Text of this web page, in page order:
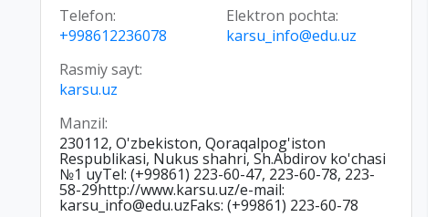
Telefon:
+998612236078
Elektron pochta:
karsu_info@edu.uz
Rasmiy sayt:
karsu.uz
Manzil:
230112, O'zbekiston, Qoraqalpog'iston
Respublikasi, Nukus shahri, Sh.Abdirov ko'chasi
№1 uyTel: (+99861) 223-60-47, 223-60-78, 223-
58-29http://www.karsu.uz/e-mail:
karsu_info@edu.uzFaks: (+99861) 223-60-78